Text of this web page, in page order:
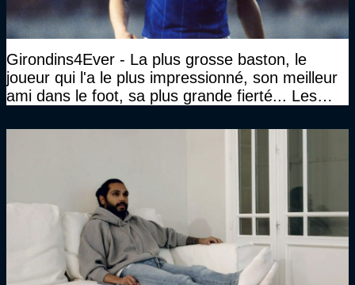
Girondins4Ever - La plus grosse baston, le
joueur qui l'a le plus impressionné, son meilleur
ami dans le foot, sa plus grande fierté... Les